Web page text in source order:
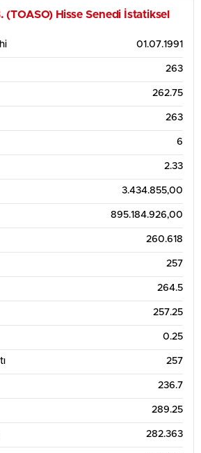
(TOASO) Hisse Senedi İstatiksel
01.07.1991
263
262.75
263
6
2.33
3.434.855,00
895.184.926,00
260.618
257
264.5
257.25
0.25
257
236.7
289.25
282.363